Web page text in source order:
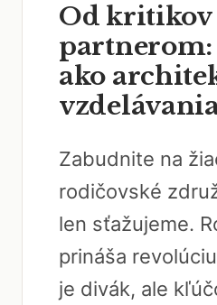
Od kritikov
ako
Zabudnite na
rodičovské
len sťažujeme.
prináša
je divák, ale